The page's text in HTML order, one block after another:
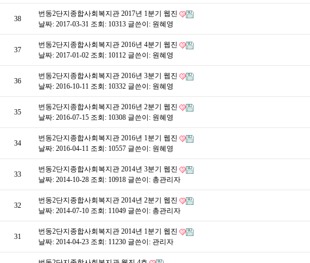
38
번동2단지종합사회복지관 2017년 1분기 웹진
날짜: 2017-03-31 조회: 10313 글쓴이: 원혜영
37
번동2단지종합사회복지관 2016년 4분기 웹진
날짜: 2017-01-02 조회: 10112 글쓴이: 원혜영
36
번동2단지종합사회복지관 2016년 3분기 웹진
날짜: 2016-10-11 조회: 10332 글쓴이: 원혜영
35
번동2단지종합사회복지관 2016년 2분기 웹진
날짜: 2016-07-15 조회: 10308 글쓴이: 원혜영
34
번동2단지종합사회복지관 2016년 1분기 웹진
날짜: 2016-04-11 조회: 10557 글쓴이: 원혜영
33
번동2단지종합사회복지관 2014년 3분기 웹진
날짜: 2014-10-28 조회: 10918 글쓴이: 총관리자
32
번동2단지종합사회복지관 2014년 2분기 웹진
날짜: 2014-07-10 조회: 11049 글쓴이: 총관리자
31
번동2단지종합사회복지관 2014년 1분기 웹진
날짜: 2014-04-23 조회: 11230 글쓴이: 관리자